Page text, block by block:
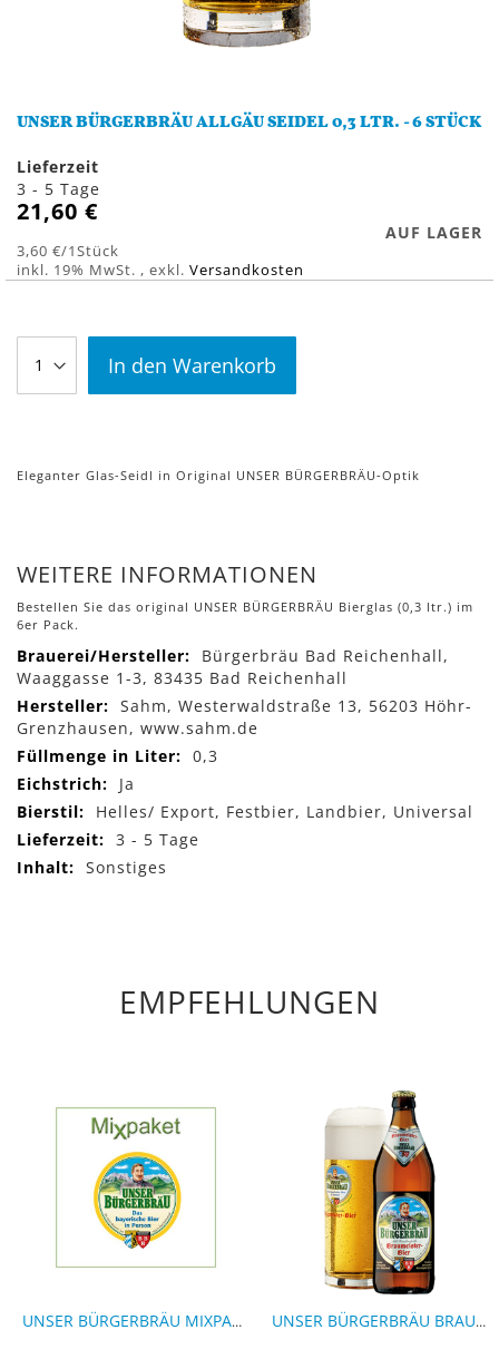
UNSER BÜRGERBRÄU ALLGÄU SEIDEL 0,3 LTR. - 6 STÜCK
Lieferzeit
3 - 5 Tage
21,60 €
3,60 €/1Stück
inkl. 19% MwSt. , exkl. Versandkosten
AUF LAGER
In den Warenkorb
Eleganter Glas-Seidl in Original UNSER BÜRGERBRÄU-Optik
der
springen
WEITERE INFORMATIONEN
Bestellen Sie das original UNSER BÜRGERBRÄU Bierglas (0,3 ltr.) im
6er Pack.
Mehr
Informationen
Bürgerbräu Bad Reichenhall,
Waaggasse 1-3, 83435 Bad Reichenhall
Sahm, Westerwaldstraße 13, 56203 Höhr-
Grenzhausen, www.sahm.de
0,3
Ja
Helles/ Export, Festbier, Landbier, Universal
3 - 5 Tage
Sonstiges
EMPFEHLUNGEN
UNSER BÜRGERBRÄU MIXPAKET UNSER BÜRGERBRÄU BRAUMEISTER-BIER - 9 FLASCHEN